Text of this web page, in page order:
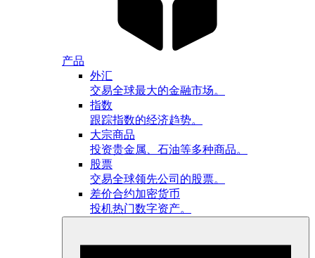
产品
外汇
交易全球最大的金融市场。
指数
跟踪指数的经济趋势。
大宗商品
投资贵金属、石油等多种商品。
股票
交易全球领先公司的股票。
差价合约加密货币
投机热门数字资产。